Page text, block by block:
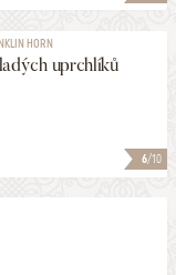
6/10
HORN
uprchlíků